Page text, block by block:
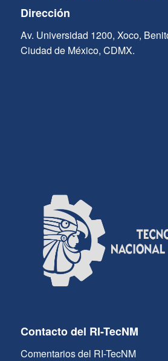
Dirección
Av. Universidad 1200, Xoco,
Ciudad de México, CDMX.
Contacto del RI-TecNM
Comentarios del RI-TecNM